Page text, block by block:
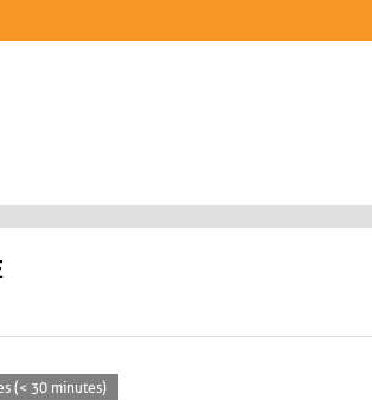
(< 30 minutes)